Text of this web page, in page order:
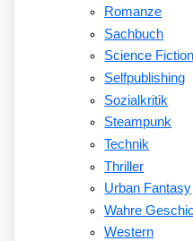
Romanze
Sachbuch
Science Fiction
Selfpublishing
Sozialkritik
Steampunk
Technik
Thriller
Urban Fantasy
Wahre
Western